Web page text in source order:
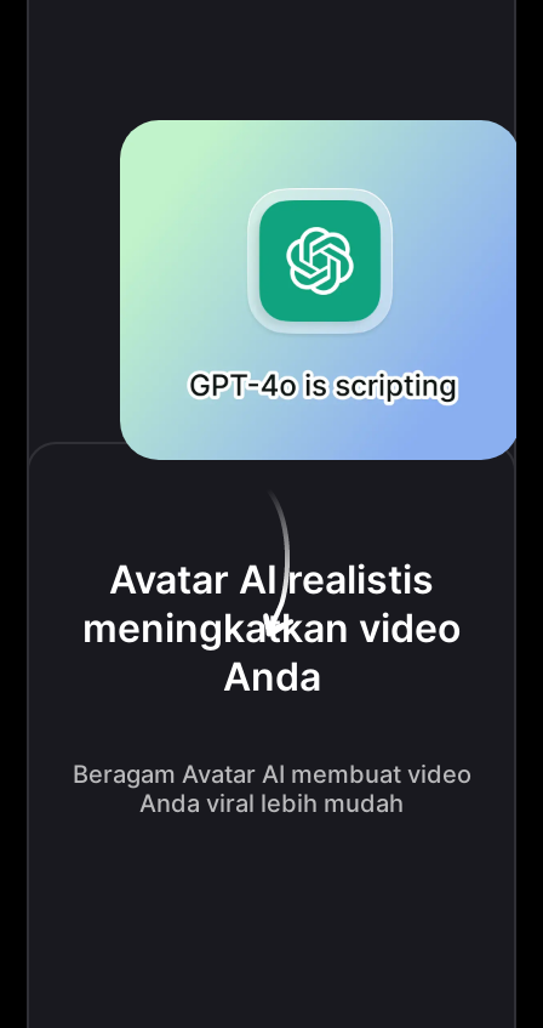
Avatar AI realistis
meningkatkan video
Anda
Beragam Avatar AI membuat video
Anda viral lebih mudah